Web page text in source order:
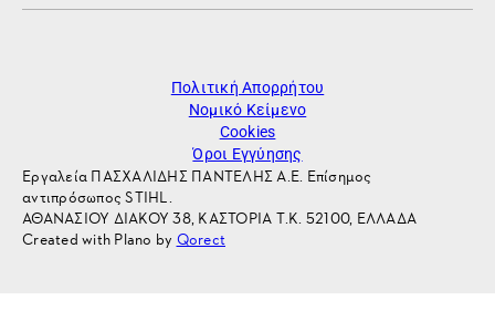
Πολιτική Απορρήτου
Νομικό Κείμενο
Cookies
Όροι Εγγύησης
Εργαλεία ΠΑΣΧΑΛΙΔΗΣ ΠΑΝΤΕΛΗΣ Α.Ε. Επίσημος
αντιπρόσωπος STIHL.
ΑΘΑΝΑΣΙΟΥ ΔΙΑΚΟΥ 38, ΚΑΣΤΟΡΙΑ Τ.Κ. 52100, ΕΛΛΑΔΑ
Created with Plano by Qorect